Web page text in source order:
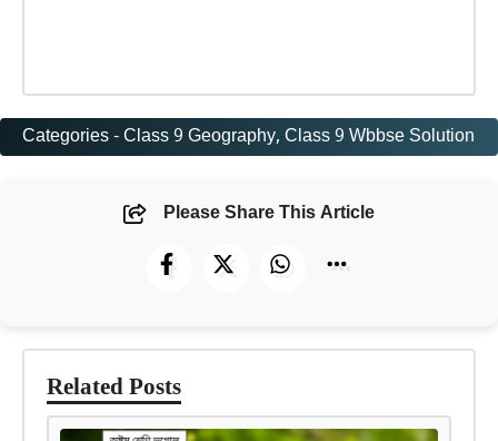
Categories -Class 9 Geography, Class 9 Wbbse Solution
Please Share This Article
Related Posts